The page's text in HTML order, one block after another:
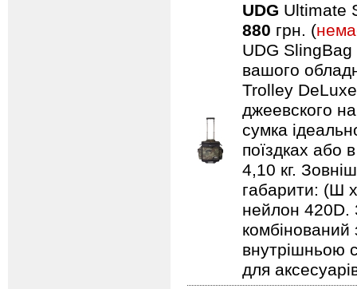
UDG Ultimate
880 грн. (
UDG SlingBag
вашого
Trolley DeLuxe
джеевского
сумка
поїздках або
4,10 кг.
габарити: (Ш
нейлон 420D.
внутрішньою
для